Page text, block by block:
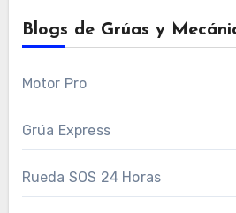
Blogs de Grúas y
Motor Pro
Grúa Express
Rueda SOS 24 Horas